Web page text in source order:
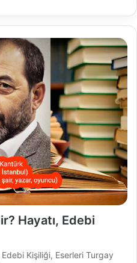
Hayatı, Edebi
Kişiliği, Eserleri Turgay